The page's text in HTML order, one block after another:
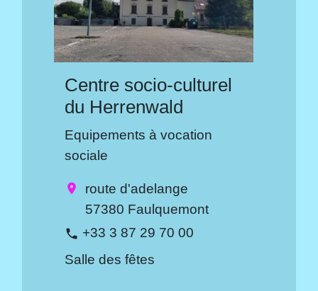
Centre socio-culturel
du Herrenwald
Equipements à vocation
sociale
location_on
route d'adelange
57380 Faulquemont
phone +33 3 87 29 70 00
Salle des fêtes